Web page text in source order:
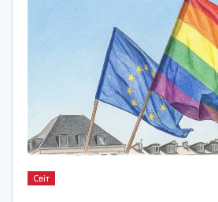
Світ